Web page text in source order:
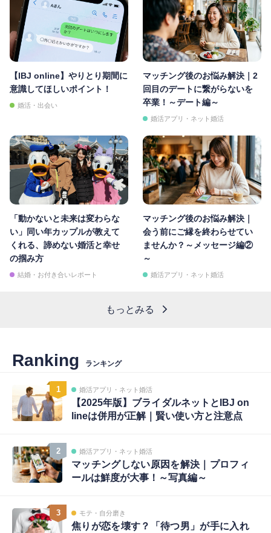
【IBJ online】やりとり期間に
意識してほしいポイント！
婚活・出会い
マッチング後のお悩み解決｜2
回目のデートに繋がらないを
卒業！～デート編～
婚活アプリ・ネット婚活
「動かないと未来は変わらな
い」同い年カップルが教えて
くれる、諦めない婚活と幸せ
の掴み方
結婚・お付き合いレポート
マッチング後のお悩み解決｜
会う前にご縁を終わらせてい
ませんか？～メッセージ編②
～
婚活アプリ・ネット婚活
もっとみる
Ranking ランキング
1 婚活アプリ・ネット婚活
【2025年版】ブライダルネットとIBJ on
lineは併用が正解｜賢い使い方と注意点
2 婚活アプリ・ネット婚活
マッチングしない原因を解決｜プロフィ
ールは鮮度が大事！～写真編～
3 モテ・自分磨き
焦りが恋を壊す？「待つ男」が手に入れ